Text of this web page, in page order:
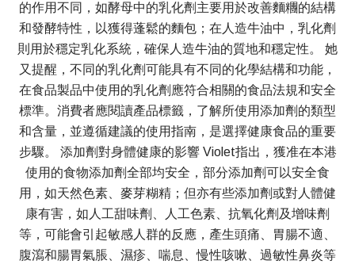
的作用不同，如酵母中的乳化劑主要用於改善麵糰的結構
和發酵特性，以獲得蓬鬆的麵包；在人造牛油中，乳化劑
則用於穩定乳化系統，確保人造牛油的質地和穩定性。 她
又提醒，不同的乳化劑可能具有不同的化學結構和功能，
在食品製品中使用的乳化劑應符合相關的食品法規和安全
標準。消費者應閱讀產品標籤，了解所使用添加劑的類型
和含量，並遵循建議的使用指南，是選擇健康食品的重要
步驟。 添加劑對身體健康的影響 Violet指出，獲准在本港
使用的食物添加劑全部均安全，部分添加劑可以安全食
用，如天然色素、麥芽糊精；但亦有些添加劑或對人體健
康有害，如人工甜味劑、人工色素、抗氧化劑及增味劑
等，可能會引起敏感人群的反應，產生頭痛、胃腸不適、
腹瀉和腸胃氣脹、濕疹、喘息、慢性咳嗽、過敏性鼻炎等